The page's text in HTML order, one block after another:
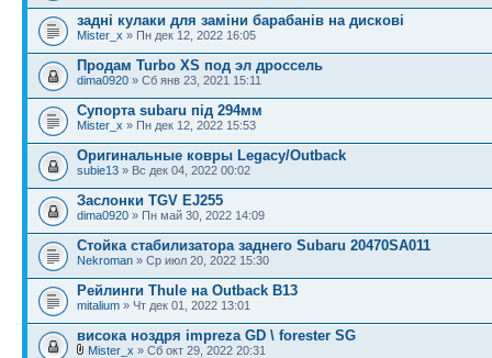
задні кулаки для заміни барабанів на дискові
Mister_x » Пн дек 12, 2022 16:05
Продам Turbo XS под эл дроссель
dima0920 » Сб янв 23, 2021 15:11
Супорта subaru під 294мм
Mister_x » Пн дек 12, 2022 15:53
Оригинальные ковры Legacy/Outback
subie13 » Вс дек 04, 2022 00:02
Заслонки TGV EJ255
dima0920 » Пн май 30, 2022 14:09
Cтойка стабилизатора заднего Subaru 20470SA011
Nekroman » Ср июл 20, 2022 15:30
Рейлинги Thule на Outback B13
mitalium » Чт дек 01, 2022 13:01
висока ноздря impreza GD \ forester SG
Mister_x » Сб окт 29, 2022 20:31